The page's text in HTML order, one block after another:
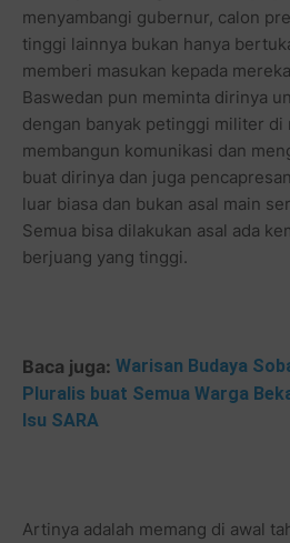
menyambangi gubernur, calon
tinggi lainnya bukan hanya
memberi masukan kepada
Baswedan pun meminta dirinya
dengan banyak petinggi militer
membangun komunikasi dan
buat dirinya dan juga
luar biasa dan bukan asal main
Semua bisa dilakukan asal ada
berjuang yang tinggi.
Baca juga: Warisan Budaya
Pluralis buat Semua Warga
Isu SARA
Artinya adalah memang di awal